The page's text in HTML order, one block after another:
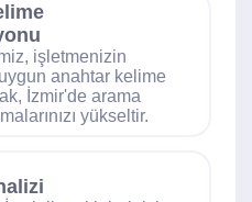
işletmenizin
anahtar kelime
İzmir'de arama
yükseltir.